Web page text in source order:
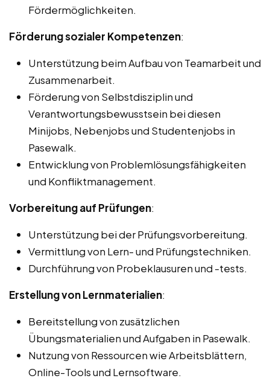
Fördermöglichkeiten.
Förderung sozialer Kompetenzen:
Unterstützung beim Aufbau von Teamarbeit und
Zusammenarbeit.
Förderung von Selbstdisziplin und
Verantwortungsbewusstsein bei diesen
Minijobs, Nebenjobs und Studentenjobs in
Pasewalk.
Entwicklung von Problemlösungsfähigkeiten
und Konfliktmanagement.
Vorbereitung auf Prüfungen:
Unterstützung bei der Prüfungsvorbereitung.
Vermittlung von Lern- und Prüfungstechniken.
Durchführung von Probeklausuren und -tests.
Erstellung von Lernmaterialien:
Bereitstellung von zusätzlichen
Übungsmaterialien und Aufgaben in Pasewalk.
Nutzung von Ressourcen wie Arbeitsblättern,
Online-Tools und Lernsoftware.